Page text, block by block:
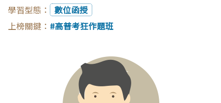
數位函授
高普考狂作題班